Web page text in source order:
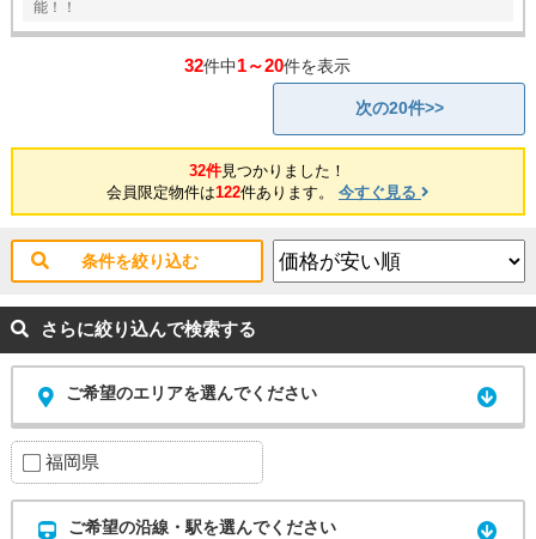
能！！
32件中1～20件を表示
次の20件>>
32件見つかりました！
会員限定物件は122件あります。 今すぐ見る
条件を絞り込む
さらに絞り込んで検索する
ご希望のエリアを選んでください
福岡県
ご希望の沿線・駅を選んでください